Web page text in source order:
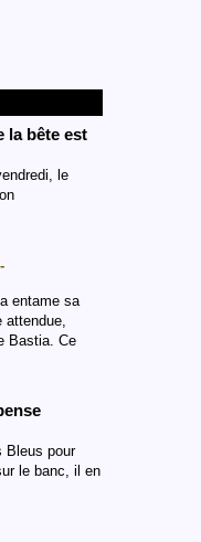
la bête est
le
-
entame sa
attendue,
Bastia. Ce
Bleus pour
le banc, il en